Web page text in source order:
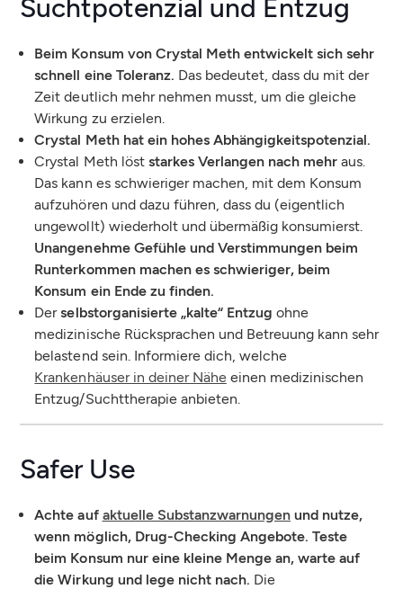
Suchtpotenzial und Entzug
Beim Konsum von Crystal Meth entwickelt sich sehr
schnell eine Toleranz. Das bedeutet, dass du mit der
Zeit deutlich mehr nehmen musst, um die gleiche
Wirkung zu erzielen.
Crystal Meth hat ein hohes Abhängigkeitspotenzial.
Crystal Meth löst starkes Verlangen nach mehr aus.
Das kann es schwieriger machen, mit dem Konsum
aufzuhören und dazu führen, dass du (eigentlich
ungewollt) wiederholt und übermäßig konsumierst.
Unangenehme Gefühle und Verstimmungen beim
Runterkommen machen es schwieriger, beim
Konsum ein Ende zu finden.
Derselbstorganisierte „kalte“ Entzug ohne
medizinische Rücksprachen und Betreuung kann sehr
belastend sein. Informiere dich, welche
Krankenhäuser in deiner Näheeinen medizinischen
Entzug/Suchttherapie anbieten.
Safer Use
Achte auf aktuelle Substanzwarnungenund nutze,
wenn möglich, Drug-Checking Angebote. Teste
beim Konsum nur eine kleine Menge an, warte auf
die Wirkung und lege nicht nach. Die